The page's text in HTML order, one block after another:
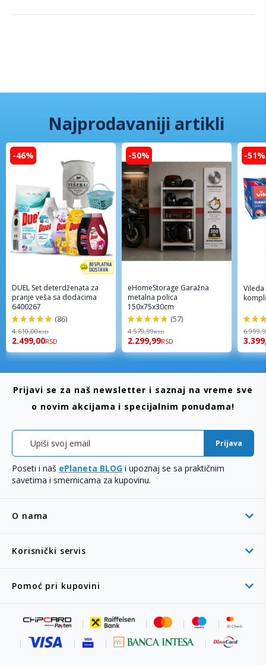
Najprodavaniji artikli
-46%
DUEL Set deterdženata za
pranje veša sa dodacima
6400267
98%
(86)
4.610,00RSD
2.499,00RSD
-50%
eHomeStorage Garažna
metalna polica
150x75x30cm
96%
(57)
4.579,99RSD
2.299,99RSD
-51%
92%
O nama
Korisnički servis
Pomoć pri kupovini
Prijavi se za naš newsletter i saznaj na vreme sve
o novim akcijama i specijalnim ponudama!
Prijava
Poseti i naš ePlaneta BLOG i upoznaj se sa praktičnim
savetima i smernicama za kupovinu.